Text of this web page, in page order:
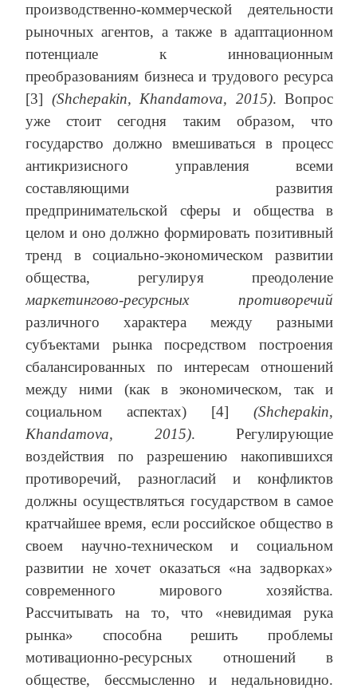
производственно-коммерческой деятельности
рыночных агентов, а также в адаптационном
потенциале к инновационным
преобразованиям бизнеса и трудового ресурса
[3] (Shchepakin, Khandamova, 2015). Вопрос
уже стоит сегодня таким образом, что
государство должно вмешиваться в процесс
антикризисного управления всеми
составляющими развития
предпринимательской сферы и общества в
целом и оно должно формировать позитивный
тренд в социально-экономическом развитии
общества, регулируя преодоление
маркетингово-ресурсных противоречий
различного характера между разными
субъектами рынка посредством построения
сбалансированных по интересам отношений
между ними (как в экономическом, так и
социальном аспектах) [4] (Shchepakin,
Khandamova, 2015). Регулирующие
воздействия по разрешению накопившихся
противоречий, разногласий и конфликтов
должны осуществляться государством в самое
кратчайшее время, если российское общество в
своем научно-техническом и социальном
развитии не хочет оказаться «на задворках»
современного мирового хозяйства.
Рассчитывать на то, что «невидимая рука
рынка» способна решить проблемы
мотивационно-ресурсных отношений в
обществе, бессмысленно и недальновидно.